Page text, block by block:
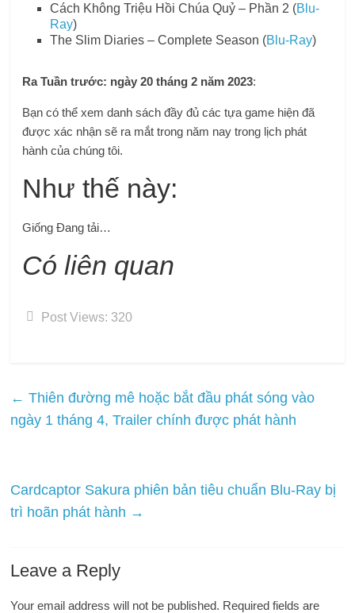
Cách Không Triệu Hồi Chúa Quỷ – Phần 2 (Blu-
Ray)
The Slim Diaries – Complete Season (Blu-Ray)
Ra Tuần trước: ngày 20 tháng 2 năm 2023:
Bạn có thể xem danh sách đầy đủ các tựa game hiện đã
được xác nhận sẽ ra mắt trong năm nay trong lịch phát
hành của chúng tôi.
Như thế này:
Giống Đang tải…
Có liên quan
Post Views: 320
← Thiên đường mê hoặc bắt đầu phát sóng vào
ngày 1 tháng 4, Trailer chính được phát hành
Cardcaptor Sakura phiên bản tiêu chuẩn Blu-Ray bị
trì hoãn phát hành →
Leave a Reply
Your email address will not be published. Required fields are